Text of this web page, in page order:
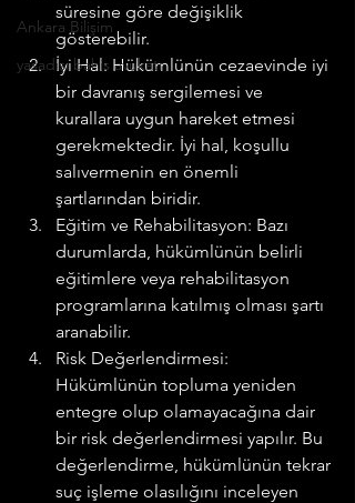
Ankara Bilişim
yasadışı bahis avukatı
süresine göre değişiklik
gösterebilir.
İyi Hal: Hükümlünün cezaevinde iyi
bir davranış sergilemesi ve
kurallara uygun hareket etmesi
gerekmektedir. İyi hal, koşullu
salıvermenin en önemli
şartlarından biridir.
Eğitim ve Rehabilitasyon: Bazı
durumlarda, hükümlünün belirli
eğitimlere veya rehabilitasyon
programlarına katılmış olması şartı
aranabilir.
Risk Değerlendirmesi:
Hükümlünün topluma yeniden
entegre olup olamayacağına dair
bir risk değerlendirmesi yapılır. Bu
değerlendirme, hükümlünün tekrar
suç işleme olasılığını inceleyen